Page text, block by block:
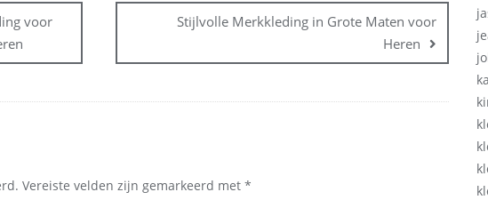
voor
Stijlvolle Merkkleding in Grote Maten voor
Heren
Vereiste velden zijn gemarkeerd met *